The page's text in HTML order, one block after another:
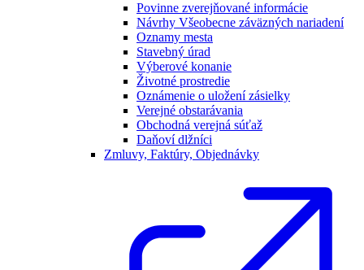
Povinne zverejňované informácie
Návrhy Všeobecne záväzných nariadení
Oznamy mesta
Stavebný úrad
Výberové konanie
Životné prostredie
Oznámenie o uložení zásielky
Verejné obstarávania
Obchodná verejná súťaž
Daňoví dlžníci
Zmluvy, Faktúry, Objednávky